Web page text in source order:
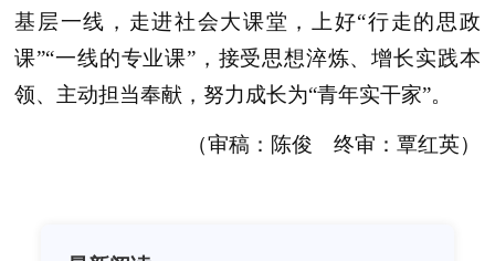
基层一线，走进社会大课堂，上好“行走的思政
课”“一线的专业课”，接受思想淬炼、增长实践本
领、主动担当奉献，努力成长为“青年实干家”。
（审稿：陈俊 终审：覃红英）